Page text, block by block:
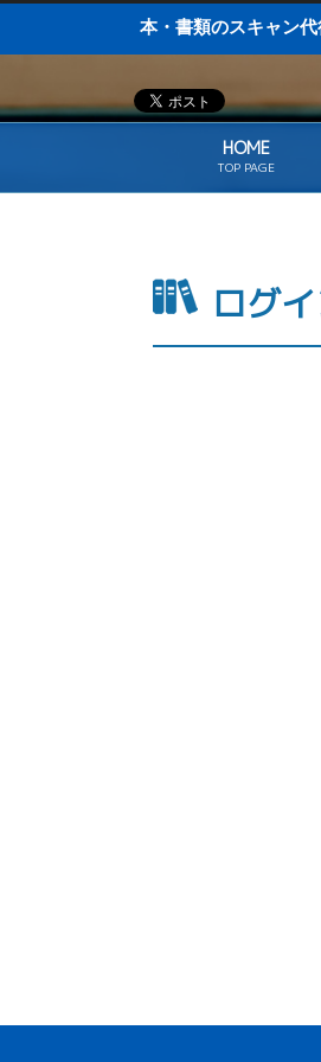
本・書類のスキャン
HOME
TOP PAGE
ログ